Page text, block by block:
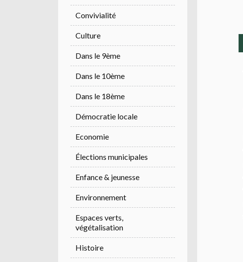
Convivialité
Culture
Dans le 9ème
Dans le 10ème
Dans le 18ème
Démocratie locale
Economie
Élections municipales
Enfance & jeunesse
Environnement
Espaces verts,
végétalisation
Histoire